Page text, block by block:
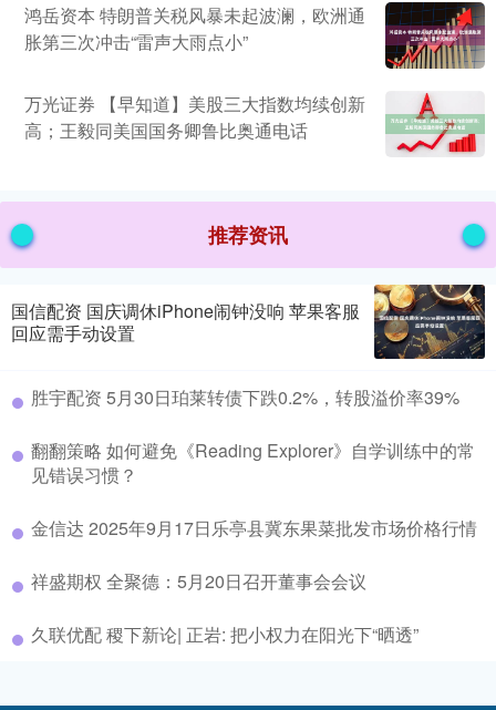
鸿岳资本 特朗普关税风暴未起波澜，欧洲通
胀第三次冲击“雷声大雨点小”
万光证券 【早知道】美股三大指数均续创新
高；王毅同美国国务卿鲁比奥通电话
推荐资讯
国信配资 国庆调休iPhone闹钟没响 苹果客服
回应需手动设置
胜宇配资 5月30日珀莱转债下跌0.2%，转股溢价率39%
翻翻策略 如何避免《Reading Explorer》自学训练中的常
见错误习惯？
金信达 2025年9月17日乐亭县冀东果菜批发市场价格行情
祥盛期权 全聚德：5月20日召开董事会会议
久联优配 稷下新论| 正岩: 把小权力在阳光下“晒透”